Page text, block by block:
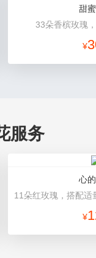
甜
33朵香槟玫瑰
¥
服务
心
¥